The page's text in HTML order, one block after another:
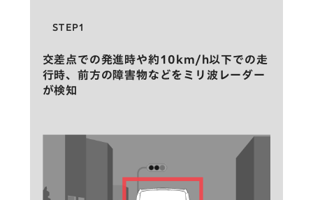
STEP1
交差点での発進時や約10km/h以下での走
行時、前方の障害物などをミリ波レーダー
が検知